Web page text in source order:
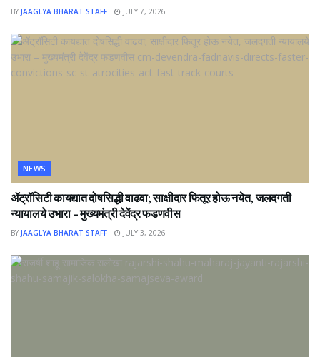
BY JAAGLYA BHARAT STAFF JULY 7, 2026
NEWS
ॲट्रॉसिटी कायद्यात दोषसिद्धी वाढवा; साक्षीदार फितूर होऊ नयेत, जलदगती
न्यायालये उभारा – मुख्यमंत्री देवेंद्र फडणवीस
BY JAAGLYA BHARAT STAFF JULY 3, 2026